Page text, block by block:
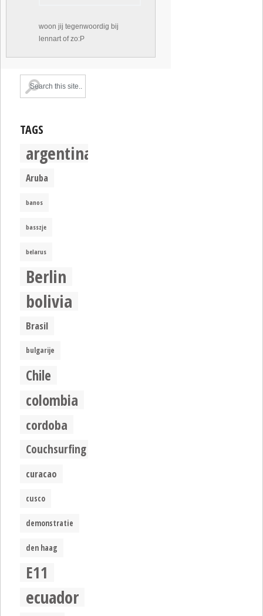
woon jij tegenwoordig bij
lennart of zo:P
TAGS
argentina
Aruba
banos
basszje
belarus
Berlin
bolivia
Brasil
bulgarije
Chile
colombia
cordoba
Couchsurfing
curacao
cusco
demonstratie
den haag
E11
ecuador